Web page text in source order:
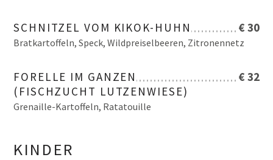
SCHNITZEL VOM KIKOK-HUHN
Bratkartoffeln, Speck, Wildpreiselbeeren, Zitronennetz
€ 30
FORELLE IM GANZEN
(FISCHZUCHT LUTZENWIESE)
Grenaille-Kartoffeln, Ratatouille
€ 32
KINDER